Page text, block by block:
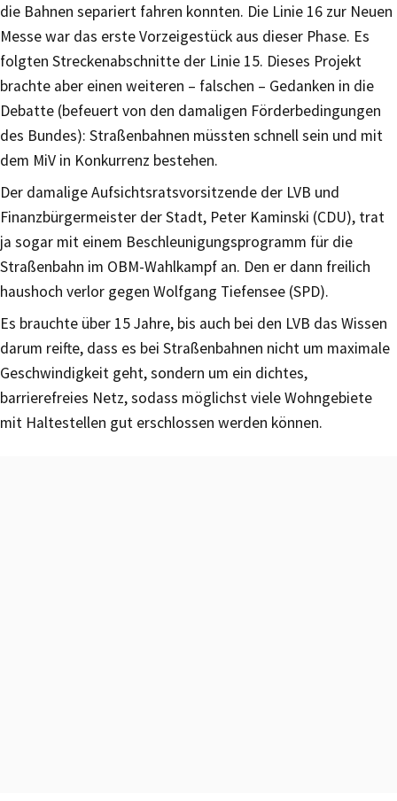
die Bahnen separiert fahren konnten. Die Linie 16 zur Neuen
Messe war das erste Vorzeigestück aus dieser Phase. Es
folgten Streckenabschnitte der Linie 15. Dieses Projekt
brachte aber einen weiteren – falschen – Gedanken in die
Debatte (befeuert von den damaligen Förderbedingungen
des Bundes): Straßenbahnen müssten schnell sein und mit
dem MiV in Konkurrenz bestehen.
Der damalige Aufsichtsratsvorsitzende der LVB und
Finanzbürgermeister der Stadt, Peter Kaminski (CDU), trat
ja sogar mit einem Beschleunigungsprogramm für die
Straßenbahn im OBM-Wahlkampf an. Den er dann freilich
haushoch verlor gegen Wolfgang Tiefensee (SPD).
Es brauchte über 15 Jahre, bis auch bei den LVB das Wissen
darum reifte, dass es bei Straßenbahnen nicht um maximale
Geschwindigkeit geht, sondern um ein dichtes,
barrierefreies Netz, sodass möglichst viele Wohngebiete
mit Haltestellen gut erschlossen werden können.